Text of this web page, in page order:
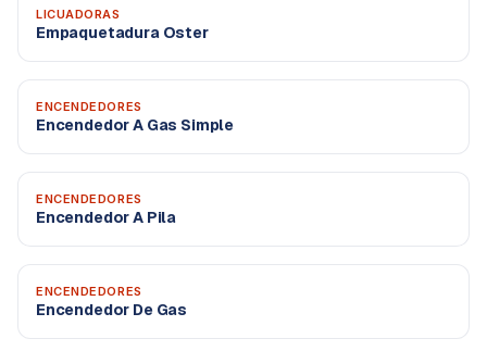
LICUADORAS
Empaquetadura Oster
ENCENDEDORES
Encendedor A Gas Simple
ENCENDEDORES
Encendedor A Pila
ENCENDEDORES
Encendedor De Gas